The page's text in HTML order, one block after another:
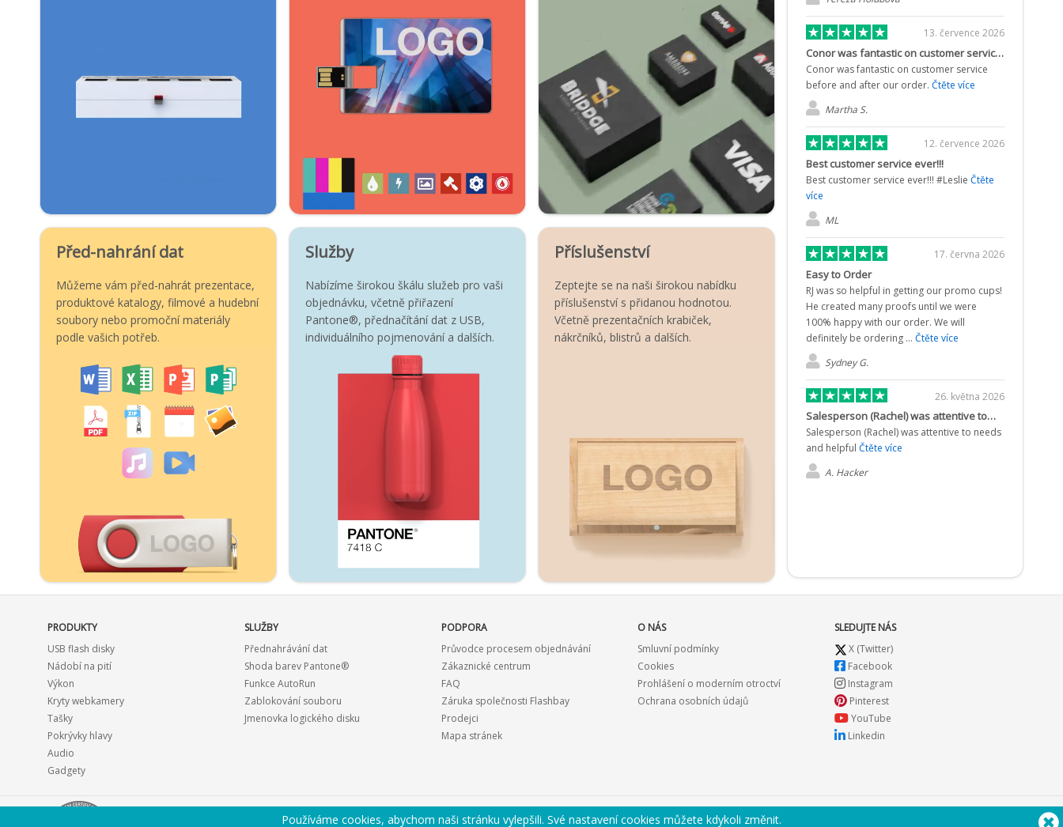
13. července 2026
Conor was fantastic on customer service…
Conor was fantastic on customer service
before and after our order.Čtěte více
Martha S.
12. července 2026
Best customer service ever!!!
Best customer service ever!!! #LeslieČtěte
více
ML
17. června 2026
Easy to Order
RJ was so helpful in getting our promo cups!
He created many proofs until we were
100% happy with our order. We will
definitely be ordering ...Čtěte více
Sydney G.
26. května 2026
Salesperson (Rachel) was attentive to…
Salesperson (Rachel) was attentive to needs
and helpfulČtěte více
A. Hacker
Před-nahrání dat
Můžeme vám před-nahrát prezentace,
produktové katalogy, filmové a hudební
soubory nebo promoční materiály
podle vašich potřeb.
Služby
Nabízíme širokou škálu služeb pro vaši
objednávku, včetně přiřazení
Pantone®, přednačítání dat z USB,
individuálního pojmenování a dalších.
Příslušenství
Zeptejte se na naši širokou nabídku
příslušenství s přidanou hodnotou.
Včetně prezentačních krabiček,
nákrčníků, blistrů a dalších.
PRODUKTY
USB flash disky
Nádobí na pití
Výkon
Kryty webkamery
Tašky
Pokrývky hlavy
Audio
Gadgety
SLUŽBY
Přednahrávání dat
Shoda barev Pantone®
Funkce AutoRun
Zablokování souboru
Jmenovka logického disku
PODPORA
Průvodce procesem objednávání
Zákaznické centrum
FAQ
Záruka společnosti Flashbay
Prodejci
Mapa stránek
O NÁS
Smluvní podmínky
Cookies
Prohlášení o moderním otroctví
Ochrana osobních údajů
SLEDUJTE NÁS
X (Twitter)
Facebook
Instagram
Pinterest
YouTube
Linkedin
Používáme cookies, abychom naši stránku vylepšili. Své nastavení cookies můžete kdykoli změnit.